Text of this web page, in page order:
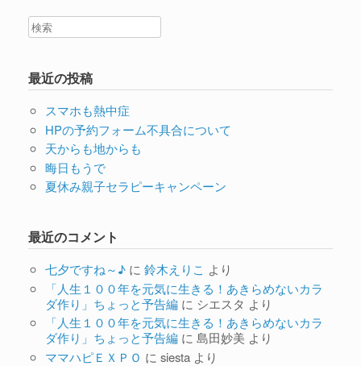
最近の投稿
スマホも熱中症
HPの予約フォーム不具合について
天からも地からも
晦日もうで
夏休み親子セラピーキャンペーン
最近のコメント
七夕ですね～♪に 鈴木えりこ より
「人生１００年を元気に生きる！あきらめないカラ
ダ作り」ちょっと予告編に シエスタ より
「人生１００年を元気に生きる！あきらめないカラ
ダ作り」ちょっと予告編に 島田妙美 より
ママハピＥＸＰＯ に siestaより